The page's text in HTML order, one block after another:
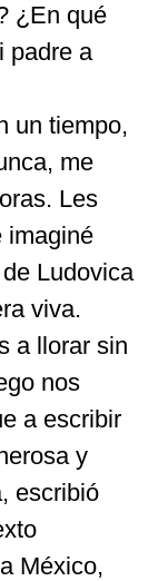
¿En qué
padre a
un tiempo,
me
Les
imaginé
Ludovica
viva.
a llorar sin
nos
a escribir
y
escribió
México,